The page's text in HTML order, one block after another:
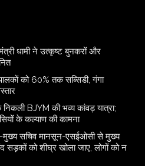
धामी ने उत्कृष्ट बुनकरों और
को 60% तक सब्सिडी, गंगा
BJYM की भव्य कांवड़ यात्रा;
के कल्याण की कामना
मुख्य सचिव मानसून-एसईओसी से मुख्य
सड़कों को शीघ्र खोला जाए, लोगों को न